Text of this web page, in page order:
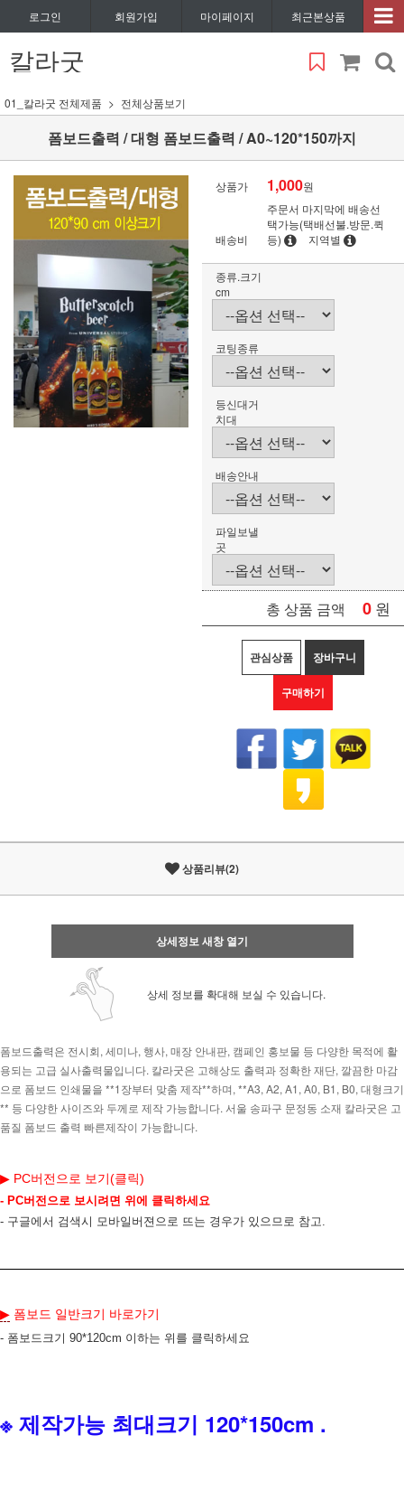
로그인 회원가입 마이페이지 최근본상품
칼라굿
01_칼라굿 전체제품 전체상품보기
폼보드출력 / 대형 폼보드출력 / A0~120*150까지
상품가 1,000원
배송비
주문서 마지막에 배송선
택가능(택배선불.방문.퀵
등)
지역별
종류.크기
cm
코팅종류
등신대거
치대
배송안내
파일보낼
곳
총 상품 금액 0 원
관심상품 장바구니
구매하기
상품리뷰(2)
상세정보 새창 열기
상세 정보를 확대해 보실 수 있습니다.
폼보드출력은 전시회, 세미나, 행사, 매장 안내판, 캠페인 홍보물 등 다양한 목적에 활
용되는 고급 실사출력물입니다. 칼라굿은 고해상도 출력과 정확한 재단, 깔끔한 마감
으로 폼보드 인쇄물을 **1장부터 맞춤 제작**하며, **A3, A2, A1, A0, B1, B0, 대형크기
** 등 다양한 사이즈와 두께로 제작 가능합니다. 서울 송파구 문정동 소재 칼라굿은 고
품질 폼보드 출력 빠른제작이 가능합니다.
▶ PC버전으로 보기(클릭)
- PC버전으로 보시려면 위에 클릭하세요
- 구글에서 검색시 모바일버젼으로 뜨는 경우가 있으므로 참고.
▶ 폼보드 일반크기 바로가기
- 폼보드크기 90*120cm 이하는 위를 클릭하세요
※ 제작가능 최대크기 120*150cm .